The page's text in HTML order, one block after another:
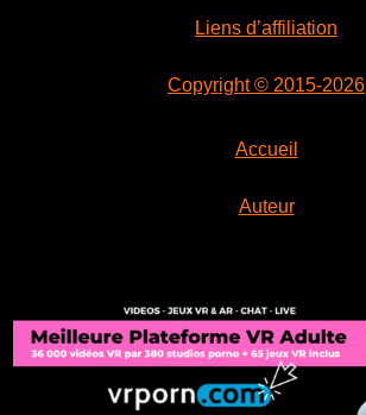
Liens d’affiliation
Copyright © 2015-2026
Accueil
Auteur